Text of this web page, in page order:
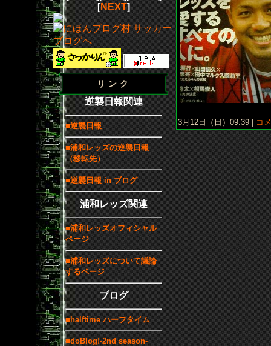
[NEXT]
リンク
逆襲日報関連
■逆襲日報
■浦和レッズの逆襲日報
（移転先）
■逆襲日報 in ブログ
浦和レッズ関連
■浦和レッズオフィシャル
ページ
■浦和レッズについて議論
するページ
ブログ
■halftime ハーフタイム
■doBlog!-2nd season-
3月12日（日）09:39 | コ